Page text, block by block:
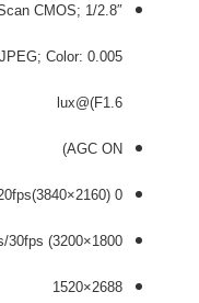
Scan CMOS;
Color: 0.005
lux@(F1.6
AGC ON)
0 lux with IR; 20fps(3840×2160)
30fps (3200×1800
2688×1520